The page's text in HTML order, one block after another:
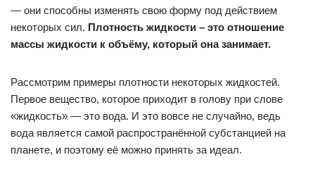
— они способны изменять свою форму под действием
некоторых сил. Плотность жидкости – это отношение
массы жидкости к объёму, который она занимает.
Рассмотрим примеры плотности некоторых жидкостей.
Первое вещество, которое приходит в голову при слове
«жидкость» — это вода. И это вовсе не случайно, ведь
вода является самой распространённой субстанцией на
планете, и поэтому её можно принять за идеал.